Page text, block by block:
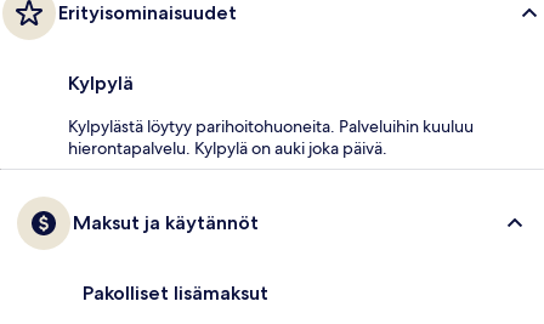
Erityisominaisuudet
Kylpylä
Kylpylästä löytyy parihoitohuoneita. Palveluihin kuuluu
hierontapalvelu. Kylpylä on auki joka päivä.
Maksut ja käytännöt
Pakolliset lisämaksut